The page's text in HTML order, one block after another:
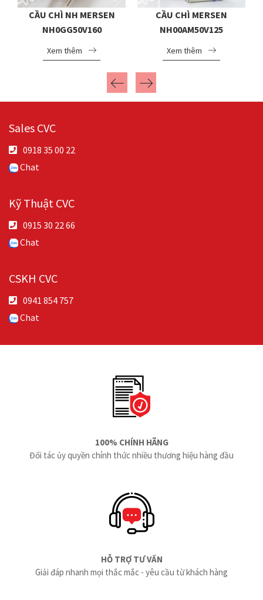
CẦU CHÌ NH MERSEN
NH0GG50V160
Xem thêm
CẦU CHÌ MERSEN
NH00AM50V125
Xem thêm
Sales CVC
0918 35 00 22
Chat
Kỹ Thuật CVC
0915 30 22 66
Chat
CSKH CVC
0941 854 757
Chat
100% CHÍNH HÃNG
Đối tác ủy quyền chính thức nhiều thương hiệu hàng đầu
HỖ TRỢ TƯ VẤN
Giải đáp nhanh mọi thắc mắc - yêu cầu từ khách hàng